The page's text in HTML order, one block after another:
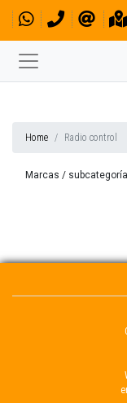
Home Radio control
Marcas /